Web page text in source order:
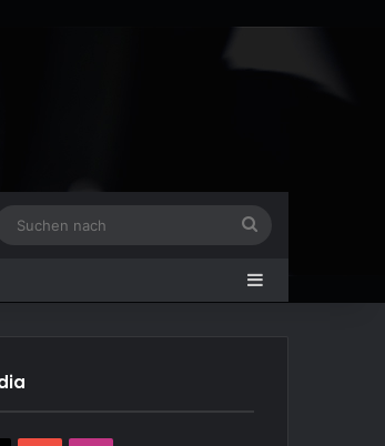
Artikel
Sidebar